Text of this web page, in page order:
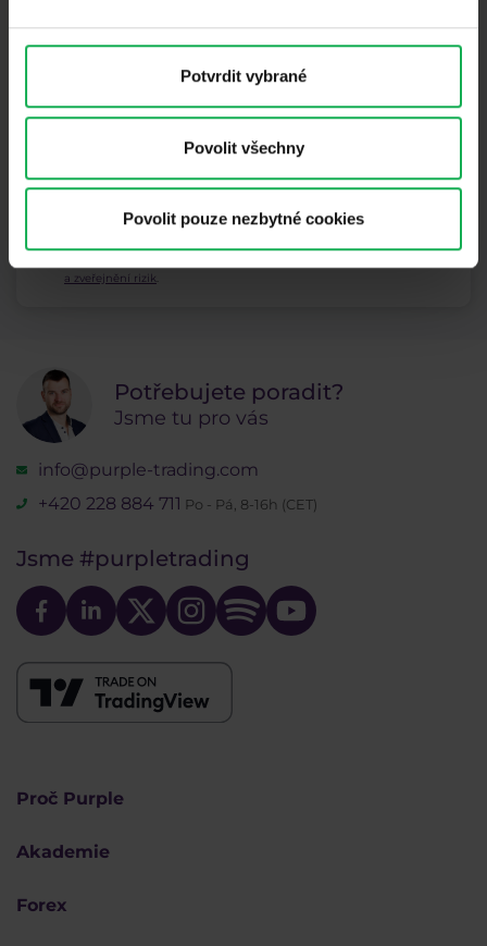
Potvrdit vybrané
Povolit všechny
Povolit pouze nezbytné cookies
Odběr newsletteru
Co nového v Purple Trading, Market Shot,
podpultovky, tržní analýzy a články...
* Beru na vědomí a přijímám, že mé osobní údaje budou zpracovány v
souladu sezásadami ochrany osobních údajů
, včetně marketingových
a propagačních účelů. Dále potvrzuji, beru na vědomí a přijímám
informace o pořizování audiovizuálních záznamů, stejně jakovarování
a zveřejnění rizik
Potřebujete poradit?
Jsme tu pro vás
info@purple-trading.com
+420 228 884 711 Po - Pá, 8-16h (CET)
Jsme #purpletrading
Proč Purple
Akademie
Forex